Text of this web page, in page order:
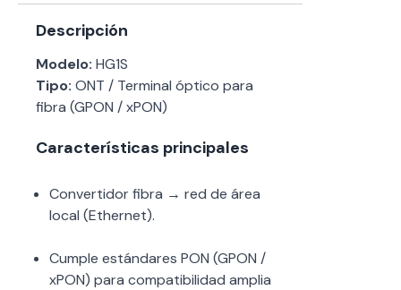
Descripción
Modelo: HG1S
Tipo: ONT / Terminal óptico para
fibra (GPON / xPON)
Características principales
Convertidor fibra → red de área
local (Ethernet).
Cumple estándares PON (GPON /
xPON) para compatibilidad amplia